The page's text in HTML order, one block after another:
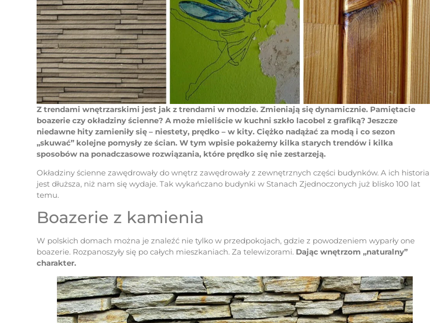
Z trendami wnętrzarskimi jest jak z trendami w modzie. Zmieniają się dynamicznie. Pamiętacie
boazerie czy okładziny ścienne? A może mieliście w kuchni szkło lacobel z grafiką? Jeszcze
niedawne hity zamieniły się – niestety, prędko – w kity. Ciężko nadążać za modą i co sezon
„skuwać” kolejne pomysły ze ścian. W tym wpisie pokażemy kilka starych trendów i kilka
sposobów na ponadczasowe rozwiązania, które prędko się nie zestarzeją.
Okładziny ścienne zawędrowały do wnętrz zawędrowały z zewnętrznych części budynków. A ich historia
jest dłuższa, niż nam się wydaje. Tak wykańczano budynki w Stanach Zjednoczonych już blisko 100 lat
temu.
Boazerie z kamienia
W polskich domach można je znaleźć nie tylko w przedpokojach, gdzie z powodzeniem wyparły one
boazerie. Rozpanoszyły się po całych mieszkaniach. Za telewizorami. Dając wnętrzom „naturalny”
charakter.